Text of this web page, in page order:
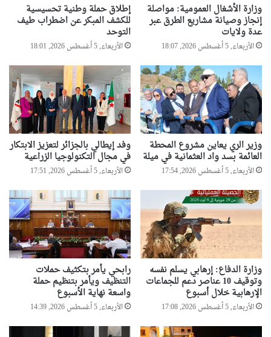
وزارة الأشغال العمومية: مواصلة
إنجاز وصيانة مشاريع الطرق عبر
عدة ولايات
الأربعاء, 5 أغسطس 2026, 18:07
إطلاق حملة وطنية تحسيسية
للكشف المبكر عن اضطراب طيف
التوحد
الأربعاء, 5 أغسطس 2026, 18:01
وزير الري يعاين مشروع المحطة
العائمة بسد واد العثمانية في ميلة
الأربعاء, 5 أغسطس 2026, 17:54
وفد إيطالي بالجزائر لتعزيز الابتكار
في مجال التكنولوجيا الزراعية
الأربعاء, 5 أغسطس 2026, 17:51
وزارة الدفاع: إرهابي يسلم نفسه
وتوقيف 10 عناصر دعم للجماعات
الإرهابية خلال أسبوع
الأربعاء, 5 أغسطس 2026, 17:08
رابحي يأمر بتكثيف حملات
التنظيف ويأمر بتنظيم حملة
واسعة نهاية الأسبوع
الأربعاء, 5 أغسطس 2026, 14:39